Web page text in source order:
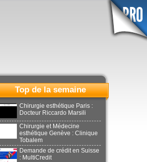
Top de la semaine
Chirurgie esthétique Paris :
Docteur Riccardo Marsili
Chirurgie et Médecine
esthétique Genève : Clinique
Tobalem
Demande de crédit en Suisse
: MultiCredit